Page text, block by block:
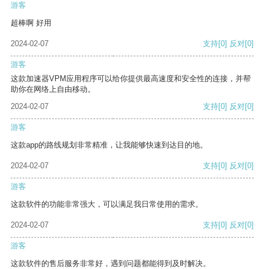
游客
超棒啊 好用
2024-02-07 支持[0] 反对[0]
游客
这款加速器VPM应用程序可以给你提供最高速度和安全性的连接，并帮
助你在网络上自由移动。
2024-02-07
支持[0] 反对[0]
游客
这款app的路线规划非常精准，让我能够快速到达目的地。
2024-02-07 支持[0] 反对[0]
游客
这款软件的功能非常强大，可以满足我日常使用的需求。
2024-02-07 支持[0] 反对[0]
游客
这款软件的售后服务非常好，遇到问题都能得到及时解决。